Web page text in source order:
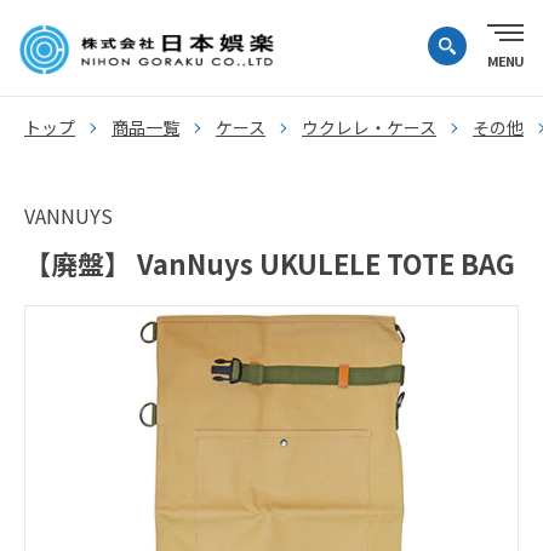
トップ 商品一覧 ケース ウクレレ・ケース その他
VANNUYS
【廃盤】 VanNuys UKULELE TOTE BAG